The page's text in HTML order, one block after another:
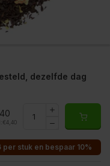
dezelfde dag
€4,40
stuk en bespaar 10%